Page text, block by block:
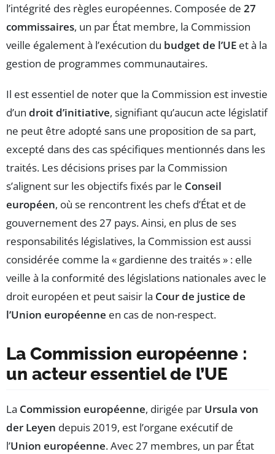
l’intégrité des règles européennes. Composée de 27
commissaires, un par État membre, la Commission
veille également à l’exécution du budget de l’UE et à la
gestion de programmes communautaires.
Il est essentiel de noter que la Commission est investie
d’un droit d’initiative, signifiant qu’aucun acte législatif
ne peut être adopté sans une proposition de sa part,
excepté dans des cas spécifiques mentionnés dans les
traités. Les décisions prises par la Commission
s’alignent sur les objectifs fixés par le Conseil
européen, où se rencontrent les chefs d’État et de
gouvernement des 27 pays. Ainsi, en plus de ses
responsabilités législatives, la Commission est aussi
considérée comme la « gardienne des traités » : elle
veille à la conformité des législations nationales avec le
droit européen et peut saisir la Cour de justice de
l’Union européenne en cas de non-respect.
La Commission européenne :
un acteur essentiel de l’UE
La Commission européenne, dirigée par Ursula von
der Leyen depuis 2019, est l’organe exécutif de
l’Union européenne. Avec 27 membres, un par État